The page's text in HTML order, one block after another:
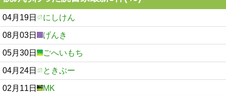
04月19日 にしけん
08月03日 げんき
05月30日 ごへいもち
04月24日 ときぶー
02月11日 MK